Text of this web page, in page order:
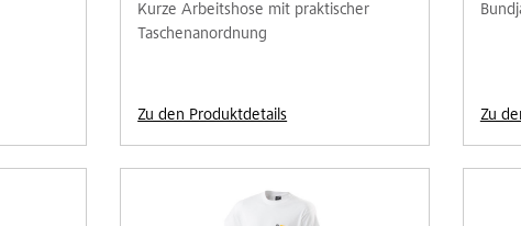
Kurze Arbeitshose mit praktischer
Taschenanordnung
Zu den Produktdetails Zu